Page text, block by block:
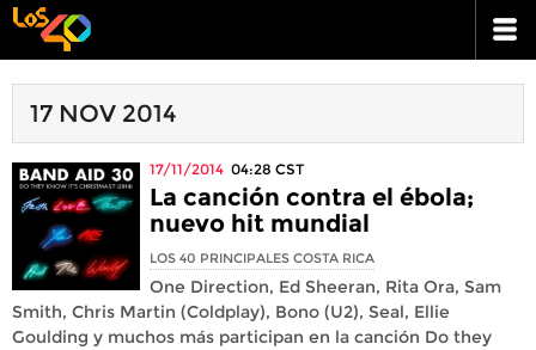
17 NOV 2014
17/11/2014 04:28 CST
La canción contra el ébola;
nuevo hit mundial
LOS 40 PRINCIPALES COSTA RICA
One Direction, Ed Sheeran, Rita Ora, Sam
Smith, Chris Martin (Coldplay), Bono (U2), Seal, Ellie
Goulding y muchos más participan en la canción Do they